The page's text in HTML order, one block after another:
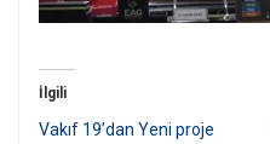
İlgili
Vakıf 19’dan Yeni proje